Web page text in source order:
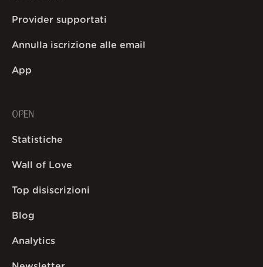
Provider supportati
Annulla iscrizione alle email
App
OPEN
Statistiche
Wall of Love
Top disiscrizioni
Blog
Analytics